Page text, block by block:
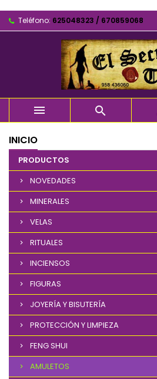
Teléfono: 625048323 / 670859068
 
INICIO
PRODUCTOS
NOVEDADES
MINERALES
VELAS
RITUALES
INCIENSOS
FIGURAS
JOYERÍA Y BISUTERÍA
PROTECCIÓN Y LIMPIEZA
FENG SHUI
AMULETOS